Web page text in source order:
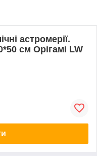
астромерії.
см Орігамі LW